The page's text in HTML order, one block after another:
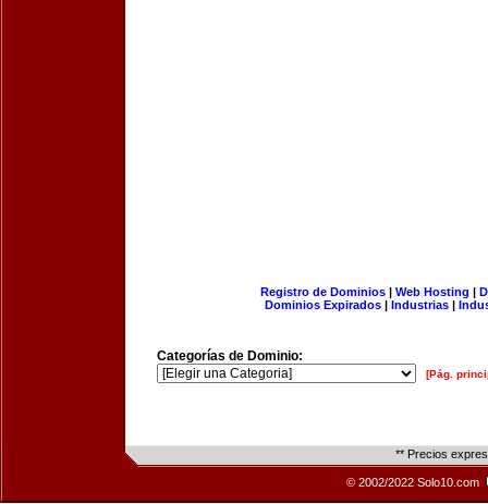
Registro de Dominios| Web Hosting |
Dominios Expirados | Industrias |
Categorías de Dominio:
[Pág.
** Precios
© 2002/2022 Solo10.com